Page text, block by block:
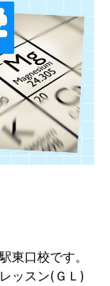
東口校です。
ッスン(ＧＬ)